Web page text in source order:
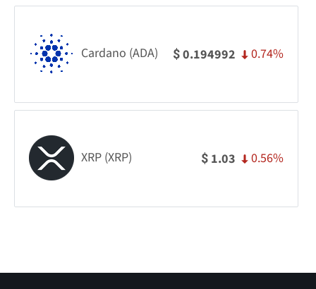
Cardano (ADA) $0.194992 0.74%
XRP (XRP) $ 1.03 0.56%